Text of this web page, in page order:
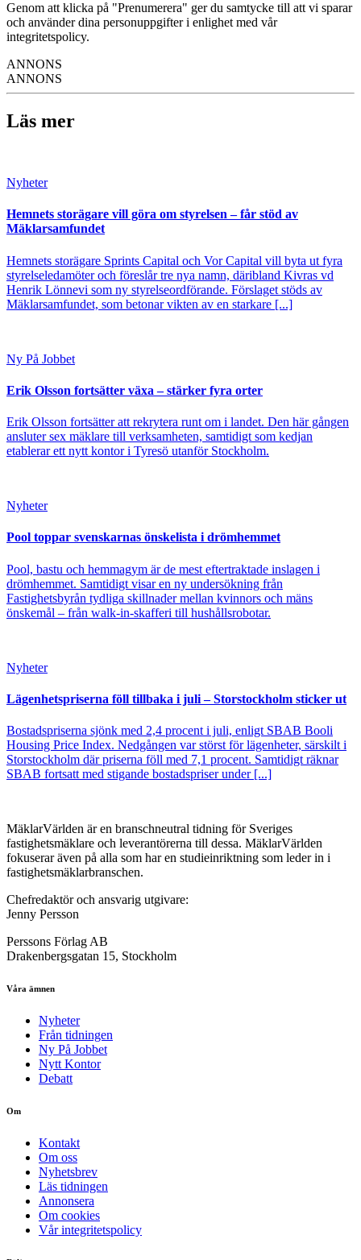
Genom att klicka på "Prenumerera" ger du samtycke till att vi sparar
och använder dina personuppgifter i enlighet med vår
integritetspolicy.
ANNONS
ANNONS
Läs mer
Nyheter
Hemnets storägare vill göra om styrelsen – får stöd av
Mäklarsamfundet
Hemnets storägare Sprints Capital och Vor Capital vill byta ut fyra
styrelseledamöter och föreslår tre nya namn, däribland Kivras vd
Henrik Lönnevi som ny styrelseordförande. Förslaget stöds av
Mäklarsamfundet, som betonar vikten av en starkare [...]
Ny På Jobbet
Erik Olsson fortsätter växa – stärker fyra orter
Erik Olsson fortsätter att rekrytera runt om i landet. Den här gången
ansluter sex mäklare till verksamheten, samtidigt som kedjan
etablerar ett nytt kontor i Tyresö utanför Stockholm.
Nyheter
Pool toppar svenskarnas önskelista i drömhemmet
Pool, bastu och hemmagym är de mest eftertraktade inslagen i
drömhemmet. Samtidigt visar en ny undersökning från
Fastighetsbyrån tydliga skillnader mellan kvinnors och mäns
önskemål – från walk-in-skafferi till hushållsrobotar.
Nyheter
Lägenhetspriserna föll tillbaka i juli – Storstockholm sticker ut
Bostadspriserna sjönk med 2,4 procent i juli, enligt SBAB Booli
Housing Price Index. Nedgången var störst för lägenheter, särskilt i
Storstockholm där priserna föll med 7,1 procent. Samtidigt räknar
SBAB fortsatt med stigande bostadspriser under [...]
MäklarVärlden är en branschneutral tidning för Sveriges
fastighetsmäklare och leverantörerna till dessa. MäklarVärlden
fokuserar även på alla som har en studieinriktning som leder in i
fastighetsmäklarbranschen.
Chefredaktör och ansvarig utgivare:
Jenny Persson
Perssons Förlag AB
Drakenbergsgatan 15, Stockholm
Våra ämnen
Nyheter
Från tidningen
Ny På Jobbet
Nytt Kontor
Debatt
Om
Kontakt
Om oss
Nyhetsbrev
Läs tidningen
Annonsera
Om cookies
Vår integritetspolicy